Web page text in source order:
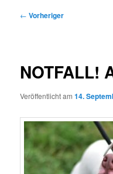
Beitragsnavigation
← Vorheriger
NOTFALL!
Veröffentlicht am14.